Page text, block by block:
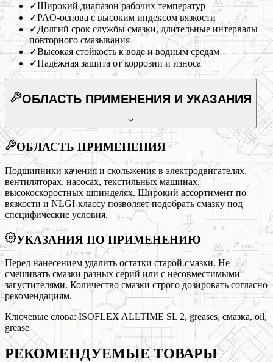
✓Широкий диапазон рабочих температур
✓PAO-основа с высоким индексом вязкости
✓Долгий срок службы смазки, длительные интервалы
повторного смазывания
✓Высокая стойкость к воде и водным средам
✓Надёжная защита от коррозии и износа
ОБЛАСТЬ ПРИМЕНЕНИЯ И УКАЗАНИЯ
ОБЛАСТЬ ПРИМЕНЕНИЯ
Подшипники качения и скольжения в электродвигателях,
вентиляторах, насосах, текстильных машинах,
высокоскоростных шпинделях. Широкий ассортимент по
вязкости и NLGI-классу позволяет подобрать смазку под
специфические условия.
УКАЗАНИЯ ПО ПРИМЕНЕНИЮ
Перед нанесением удалить остатки старой смазки. Не
смешивать смазки разных серий или с несовместимыми
загустителями. Количество смазки строго дозировать согласно
рекомендациям.
Ключевые слова:ISOFLEX ALLTIME SL 2, greases, смазка, oil,
grease
РЕКОМЕНДУЕМЫЕТОВАРЫ